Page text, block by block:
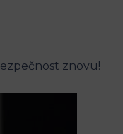
znovu!